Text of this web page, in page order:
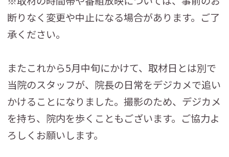
断りなく変更や中止になる場合があります。ご了
承ください。
またこれから5月中旬にかけて、取材日とは別で
当院のスタッフが、院長の日常をデジカメで追い
かけることになりました。撮影のため、デジカメ
を持ち、院内を歩くこともございます。ご協力よ
ろしくお願いします。